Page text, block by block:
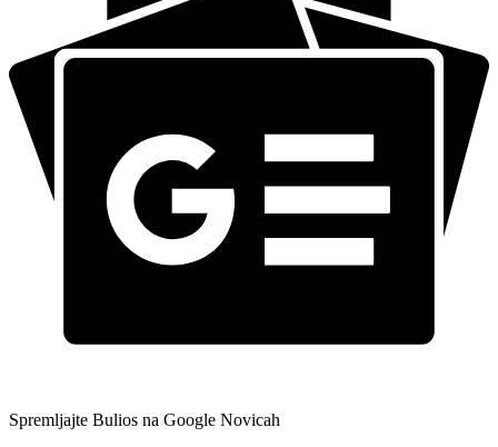
Spremljajte Bulios na Google Novicah